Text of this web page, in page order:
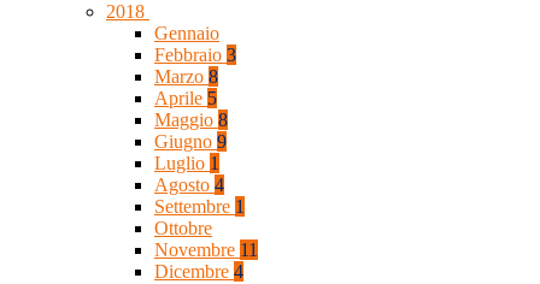
2018
Gennaio
Febbraio 3
Marzo 8
Aprile 5
Maggio 8
Giugno 9
Luglio 1
Agosto 4
Settembre 1
Ottobre
Novembre 11
Dicembre 4